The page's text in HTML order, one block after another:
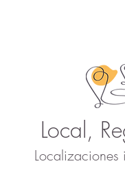
Local,
Localizaciones